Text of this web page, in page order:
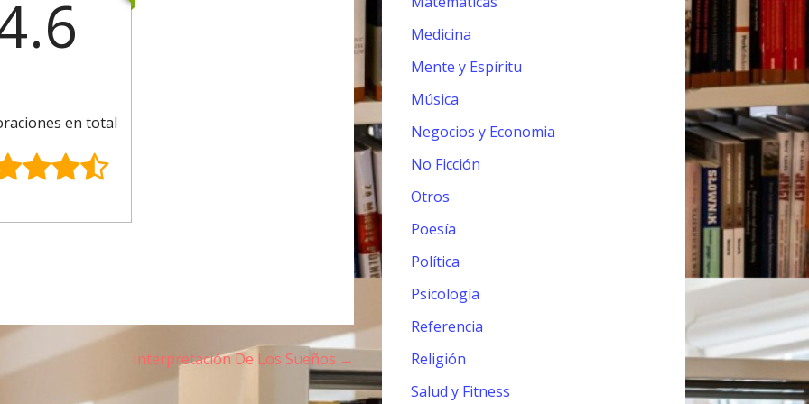
en total
Interpretación De Los Sueños →
Medicina
Mente y Espíritu
Música
Negocios y Economia
No Ficción
Otros
Poesía
Política
Psicología
Referencia
Religión
Salud y Fitness